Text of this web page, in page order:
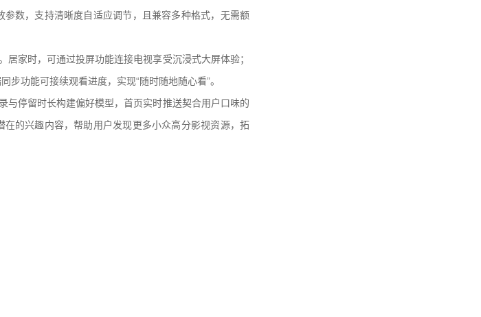
数，支持清晰度自适应调节，且兼容多种格式，无需额
家时，可通过投屏功能连接电视享受沉浸式大屏体验；
功能可接续观看进度，实现“随时随地随心看”。
停留时长构建偏好模型，首页实时推送契合用户口味的
的兴趣内容，帮助用户发现更多小众高分影视资源，拓